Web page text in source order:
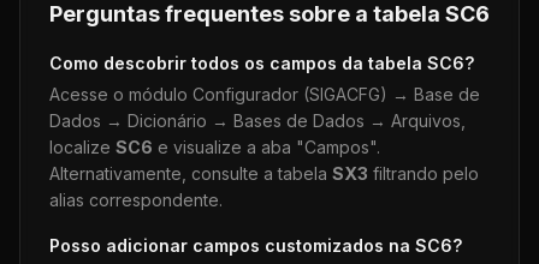
Perguntas frequentes sobre a tabela SC6
Como descobrir todos os campos da tabela SC6?
Acesse o módulo Configurador (SIGACFG) → Base de
Dados → Dicionário → Bases de Dados → Arquivos,
localize SC6 e visualize a aba "Campos".
Alternativamente, consulte a tabela SX3 filtrando pelo
alias correspondente.
Posso adicionar campos customizados na SC6?